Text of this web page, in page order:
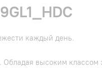
каждый день.
Обладая высоким